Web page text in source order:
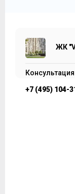
ЖК
+7 (495) 104-